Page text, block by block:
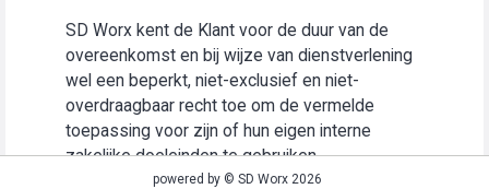
SD Worx kent de Klant voor de duur van de
overeenkomst en bij wijze van dienstverlening
wel een beperkt, niet-exclusief en niet-
overdraagbaar recht toe om de vermelde
toepassing voor zijn of hun eigen interne
zakelijke doeleinden te gebruiken
(“Gebruiksrecht”).powered by © SD Worx 2026